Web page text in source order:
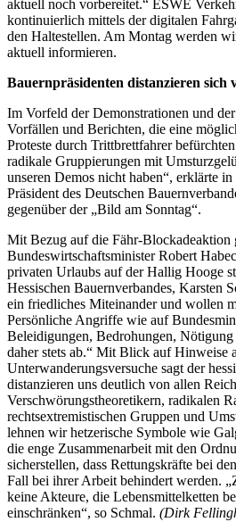
aktuell noch vorbereitet.“ ESWE
kontinuierlich mittels der digitalen
den Haltestellen. Am Montag werden
aktuell informieren.
Bauernpräsidenten distanzieren sich
Im Vorfeld der Demonstrationen und
Vorfällen und Berichten, die eine
Proteste durch Trittbrettfahrer
radikale Gruppierungen mit
unseren Demos nicht haben“, erklärte
Präsident des Deutschen
gegenüber der „Bild am Sonntag“.
Mit Bezug auf die Fähr-Blockadeaktion
Bundeswirtschaftsminister Robert
privaten Urlaubs auf der Hallig Hooge
Hessischen Bauernverbandes, Karsten
ein friedliches Miteinander und wollen
Persönliche Angriffe wie auf
Beleidigungen, Bedrohungen,
daher stets ab.“ Mit Blick auf Hinweise
Unterwanderungsversuche sagt der
distanzieren uns deutlich von allen
Verschwörungstheoretikern, radikalen
rechtsextremistischen Gruppen und
lehnen wir hetzerische Symbole wie
die enge Zusammenarbeit mit den
sicherstellen, dass Rettungskräfte bei
Fall bei ihrer Arbeit behindert werden.
keine Akteure, die Lebensmittelketten
einschränken“, so Schmal. (Dirk